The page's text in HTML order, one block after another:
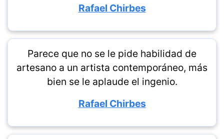
Rafael Chirbes
Parece que no se le pide habilidad de
artesano a un artista contemporáneo, más
bien se le aplaude el ingenio.
Rafael Chirbes